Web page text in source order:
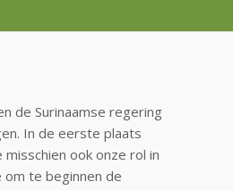
de Surinaamse regering
In de eerste plaats
ook onze rol in
om te beginnen de